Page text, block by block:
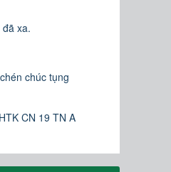
xa.
chúc tụng
CN 19 TN A